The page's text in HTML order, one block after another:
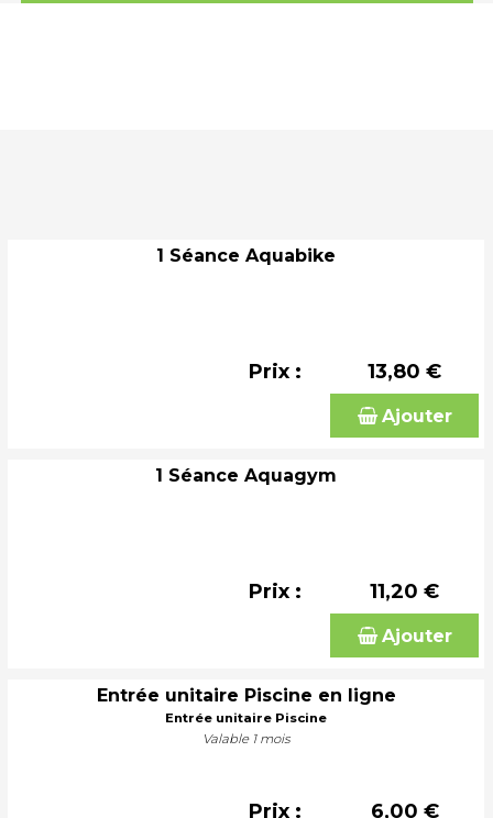
1 Séance Aquabike
Prix : 13,80 €
Ajouter
1 Séance Aquagym
Prix : 11,20 €
Ajouter
Entrée unitaire Piscine en ligne
Entrée unitaire Piscine
Valable 1 mois
Prix : 6,00 €